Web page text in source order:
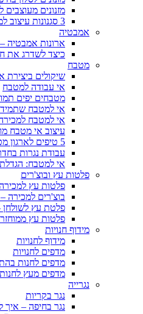
מזנונים מעוצבים
3 סגנונות עיצוב למזנוני עץ לסלון
אמבטיה
ארונות אמבטיה – 4 סוגים
כיצד לשדרג את
מטבח
שיקולים ביצירת
אי עבודה למטבח
מטבחים יפים
אי למטבח
אי למטבח
עיצוב אי מטבח
5 טיפים לארגון מטבח קטן לניצול מירבי של החלל
עבודת נגרות
אי למטבח:
פלטות עץ ובוצ'רים
פלטות עץ
בוצ'רים למכירה
פלטת עץ לשולחן
פלטות עץ
מידוף חנויות
מידוף לחנויות
מדפים לחנויות
מדפים לחנות
מדפים מעץ לחנות
נגרייה
נגר בקריות
נגר בחיפה – איך